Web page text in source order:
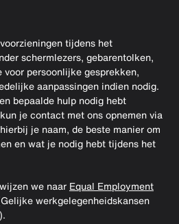
tijdens het
schermlezers, gebarentolken,
persoonlijke gesprekken,
aanpassingen indien nodig.
bepaalde hulp nodig hebt
je contact met ons opnemen via
je naam, de beste manier om
en wat je nodig hebt tijdens het
we naar Equal Employment
werkgelegenheidskansen